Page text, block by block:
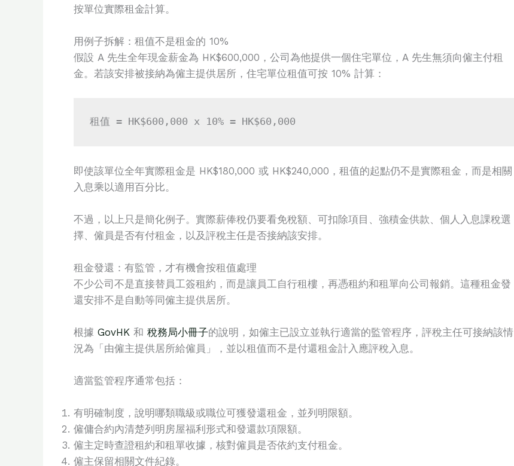
按單位實際租金計算。
用例子拆解：租值不是租金的 10%
假設 A 先生全年現金薪金為 HK$600,000，公司為他提供一個住宅單位，A 先生無須向僱主付租
金。若該安排被接納為僱主提供居所，住宅單位租值可按 10% 計算：
租值 = HK$600,000 x 10% = HK$60,000
即使該單位全年實際租金是 HK$180,000 或 HK$240,000，租值的起點仍不是實際租金，而是相關
入息乘以適用百分比。
不過，以上只是簡化例子。實際薪俸稅仍要看免稅額、可扣除項目、強積金供款、個人入息課稅選
擇、僱員是否有付租金，以及評稅主任是否接納該安排。
租金發還：有監管，才有機會按租值處理
不少公司不是直接替員工簽租約，而是讓員工自行租樓，再憑租約和租單向公司報銷。這種租金發
還安排不是自動等同僱主提供居所。
根據 GovHK 和 稅務局小冊子的說明，如僱主已設立並執行適當的監管程序，評稅主任可接納該情
況為「由僱主提供居所給僱員」，並以租值而不是付還租金計入應評稅入息。
適當監管程序通常包括：
有明確制度，說明哪類職級或職位可獲發還租金，並列明限額。
僱傭合約內清楚列明房屋福利形式和發還款項限額。
僱主定時查證租約和租單收據，核對僱員是否依約支付租金。
僱主保留相關文件紀錄。